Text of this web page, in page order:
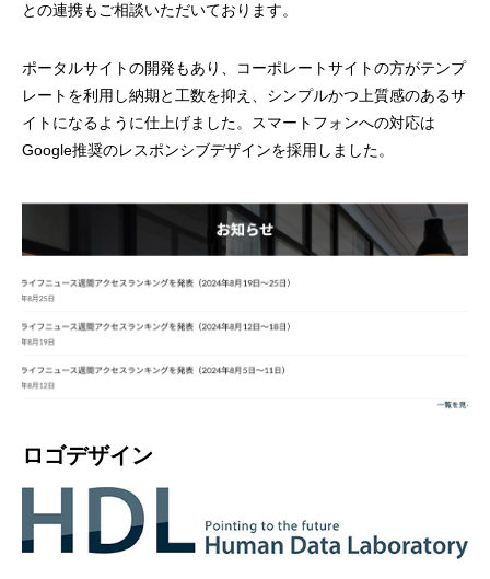
との連携もご相談いただいております。
ポータルサイトの開発もあり、コーポレートサイトの方がテンプ
レートを利用し納期と工数を抑え、シンプルかつ上質感のあるサ
イトになるように仕上げました。スマートフォンへの対応は
Google推奨のレスポンシブデザインを採用しました。
ロゴデザイン